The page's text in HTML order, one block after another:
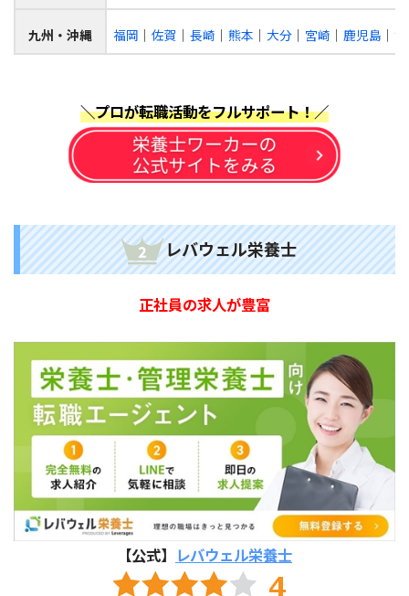
九州・沖縄 福岡 │ 佐賀 │ 長崎 │ 熊本 │ 大分 │ 宮崎 │ 鹿児島 │
＼プロが転職活動をフルサポート！／
レバウェル栄養士
正社員の求人が豊富
【公式】 レバウェル栄養士